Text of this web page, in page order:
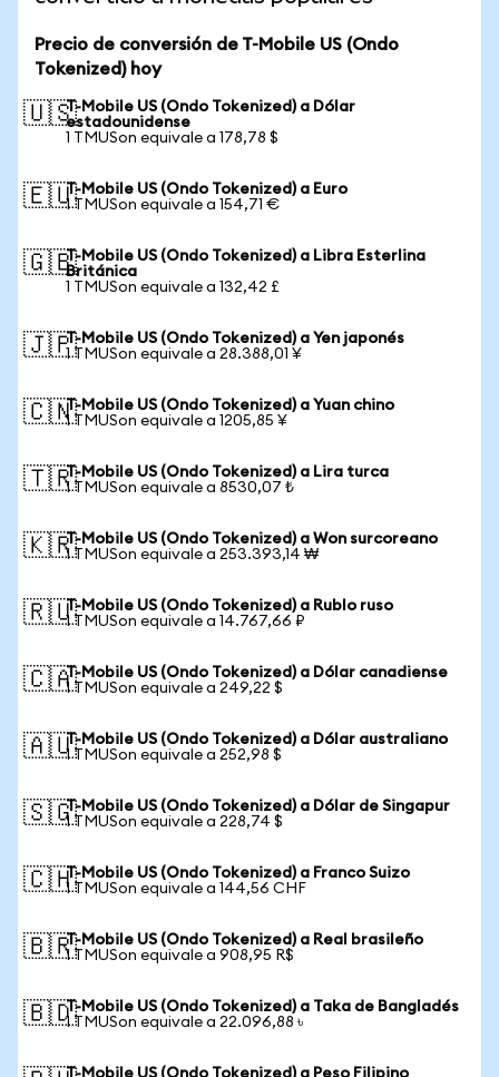
Precio de conversión de T-Mobile US (Ondo
Tokenized) hoy
🇺🇸T-Mobile US (Ondo Tokenized) a Dólar
estadounidense
1 TMUSon equivale a 178,78 $
🇪🇺T-Mobile US (Ondo Tokenized) a Euro
1 TMUSon equivale a 154,71 €
🇬🇧T-Mobile US (Ondo Tokenized) a Libra Esterlina
Británica
1 TMUSon equivale a 132,42 £
🇯🇵T-Mobile US (Ondo Tokenized) a Yen japonés
1 TMUSon equivale a 28.388,01 ¥
🇨🇳T-Mobile US (Ondo Tokenized) a Yuan chino
1 TMUSon equivale a 1205,85 ¥
🇹🇷T-Mobile US (Ondo Tokenized) a Lira turca
1 TMUSon equivale a 8530,07 ₺
🇰🇷T-Mobile US (Ondo Tokenized) a Won surcoreano
1 TMUSon equivale a 253.393,14 ₩
🇷🇺T-Mobile US (Ondo Tokenized) a Rublo ruso
1 TMUSon equivale a 14.767,66 ₽
🇨🇦T-Mobile US (Ondo Tokenized) a Dólar canadiense
1 TMUSon equivale a 249,22 $
🇦🇺T-Mobile US (Ondo Tokenized) a Dólar australiano
1 TMUSon equivale a 252,98 $
🇸🇬T-Mobile US (Ondo Tokenized) a Dólar de Singapur
1 TMUSon equivale a 228,74 $
🇨🇭T-Mobile US (Ondo Tokenized) a Franco Suizo
1 TMUSon equivale a 144,56 CHF
🇧🇷T-Mobile US (Ondo Tokenized) a Real brasileño
1 TMUSon equivale a 908,95 R$
🇧🇩T-Mobile US (Ondo Tokenized) a Taka de Bangladés
1 TMUSon equivale a 22.096,88 ৳
T-Mobile US (Ondo Tokenized) a Peso Filipino